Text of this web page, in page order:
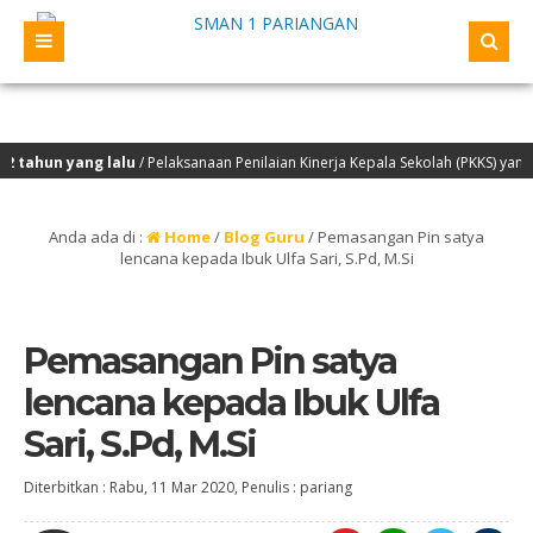
yang lalu/ Pelaksanaan Penilaian Kinerja Kepala Sekolah (PKKS) yang
MPK TP 2022/2023 beserta Siswa Berprestasi ke SMA AL-AZHAR Medan
Anda ada di : Home/ Blog Guru /Pemasangan Pin satya
lencana kepada Ibuk Ulfa Sari, S.Pd, M.Si
Pemasangan Pin satya
lencana kepada Ibuk Ulfa
Sari, S.Pd, M.Si
Diterbitkan : Rabu, 11 Mar 2020, Penulis : pariang